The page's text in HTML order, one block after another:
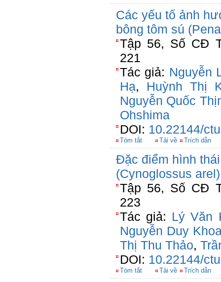
Các yếu tố ảnh
bông tôm sú
Tập 56, Số CĐ
221
Tác giả: Nguyễn
Hạ, Huỳnh Thị
Nguyễn Quốc
Ohshima
DOI: 10.22144/
Tóm tắt Tải về Trích dẫn
Đặc điểm hình
(Cynoglossus
Tập 56, Số CĐ
223
Tác giả: Lý Văn
Nguyễn Duy
Thị Thu Thảo,
DOI: 10.22144/
Tóm tắt Tải về Trích dẫn